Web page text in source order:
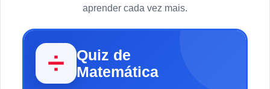
aprender cada vez mais.
➗
Quiz de
Matemática